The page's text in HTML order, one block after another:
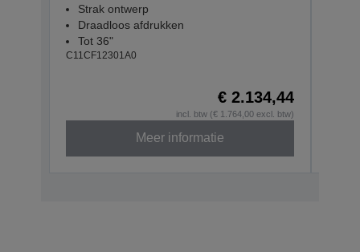
Strak ontwerp
Draadloos afdrukken
Tot 36"
C11CF12301A0
€ 2.134,44
incl. btw (€ 1.764,00 excl. btw)
Meer informatie